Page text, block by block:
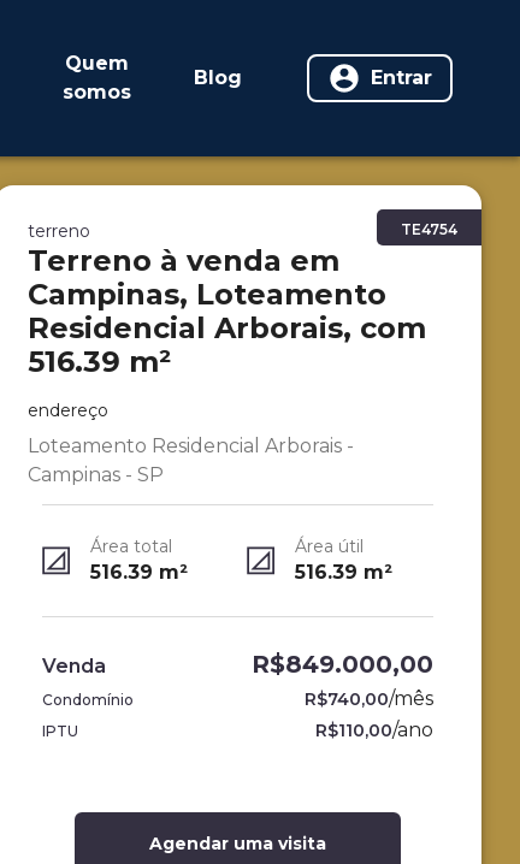
Quem
somos
Blog Entrar
TE4754
terreno
Terreno à venda em
Campinas, Loteamento
Residencial Arborais, com
516.39 m²
endereço
Loteamento Residencial Arborais -
Campinas - SP
Área total
516.39 m²
Área útil
516.39 m²
Venda R$849.000,00
Condomínio R$740,00/mês
IPTU R$110,00/ano
Agendar uma visita